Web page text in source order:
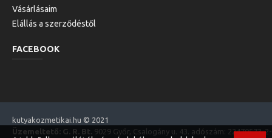
Vásárlásaim
Elállás a szerződéstől
FACEBOOK
kutyakozmetikai.hu © 2021
Üzemeltető: G. R. Bt. 9029 Győr, Csalogány u. 43. adószám: 22470573-